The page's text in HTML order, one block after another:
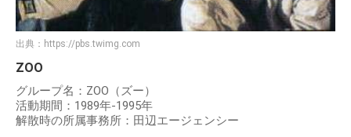
出典： https://pbs.twimg.com
ZOO
グループ名：ZOO（ズー）
活動期間：1989年-1995年
解散時の所属事務所：田辺エージェンシー